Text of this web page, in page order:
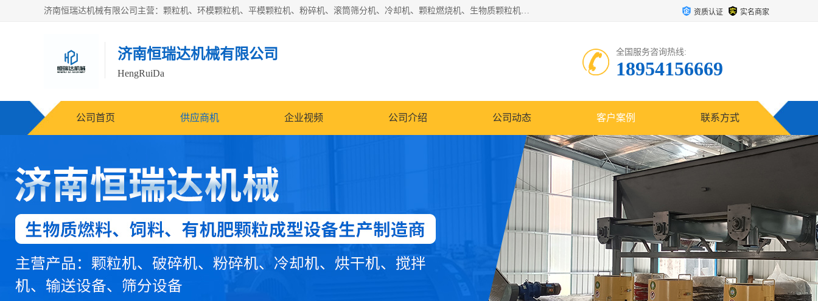
济南恒瑞达机械有限公司主营：颗粒机、环模颗粒机、平模颗粒机、粉碎机、滚筒筛分机、冷却机、颗粒燃烧机、生物质颗粒机、木屑颗粒机、秸秆颗粒机、饲料颗粒机、燃料颗粒机、木材粉碎机、秸秆粉碎机、饲料粉碎机、颗粒冷却机、锯末滚筒筛、锤片粉碎机、滚筒筛、搅拌机等产品。 资质认证 实名商家
济南恒瑞达机械有限公司
HengRuiDa
全国服务咨询热线:
18954156669
公司首页 供应商机 企业视频 公司介绍 公司动态 客户案例 联系方式